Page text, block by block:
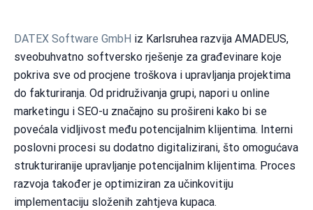
DATEX Software GmbH iz Karlsruhea razvija AMADEUS,
sveobuhvatno softversko rješenje za građevinare koje
pokriva sve od procjene troškova i upravljanja projektima
do fakturiranja. Od pridruživanja grupi, napori u online
marketingu i SEO-u značajno su prošireni kako bi se
povećala vidljivost među potencijalnim klijentima. Interni
poslovni procesi su dodatno digitalizirani, što omogućava
strukturiranije upravljanje potencijalnim klijentima. Proces
razvoja također je optimiziran za učinkovitiju
implementaciju složenih zahtjeva kupaca.